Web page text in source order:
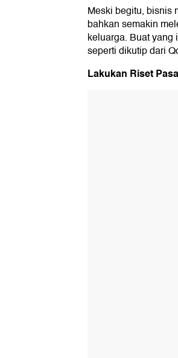
Meski begitu, bisnis
bahkan semakin
keluarga. Buat
seperti dikutip dari
Lakukan Riset